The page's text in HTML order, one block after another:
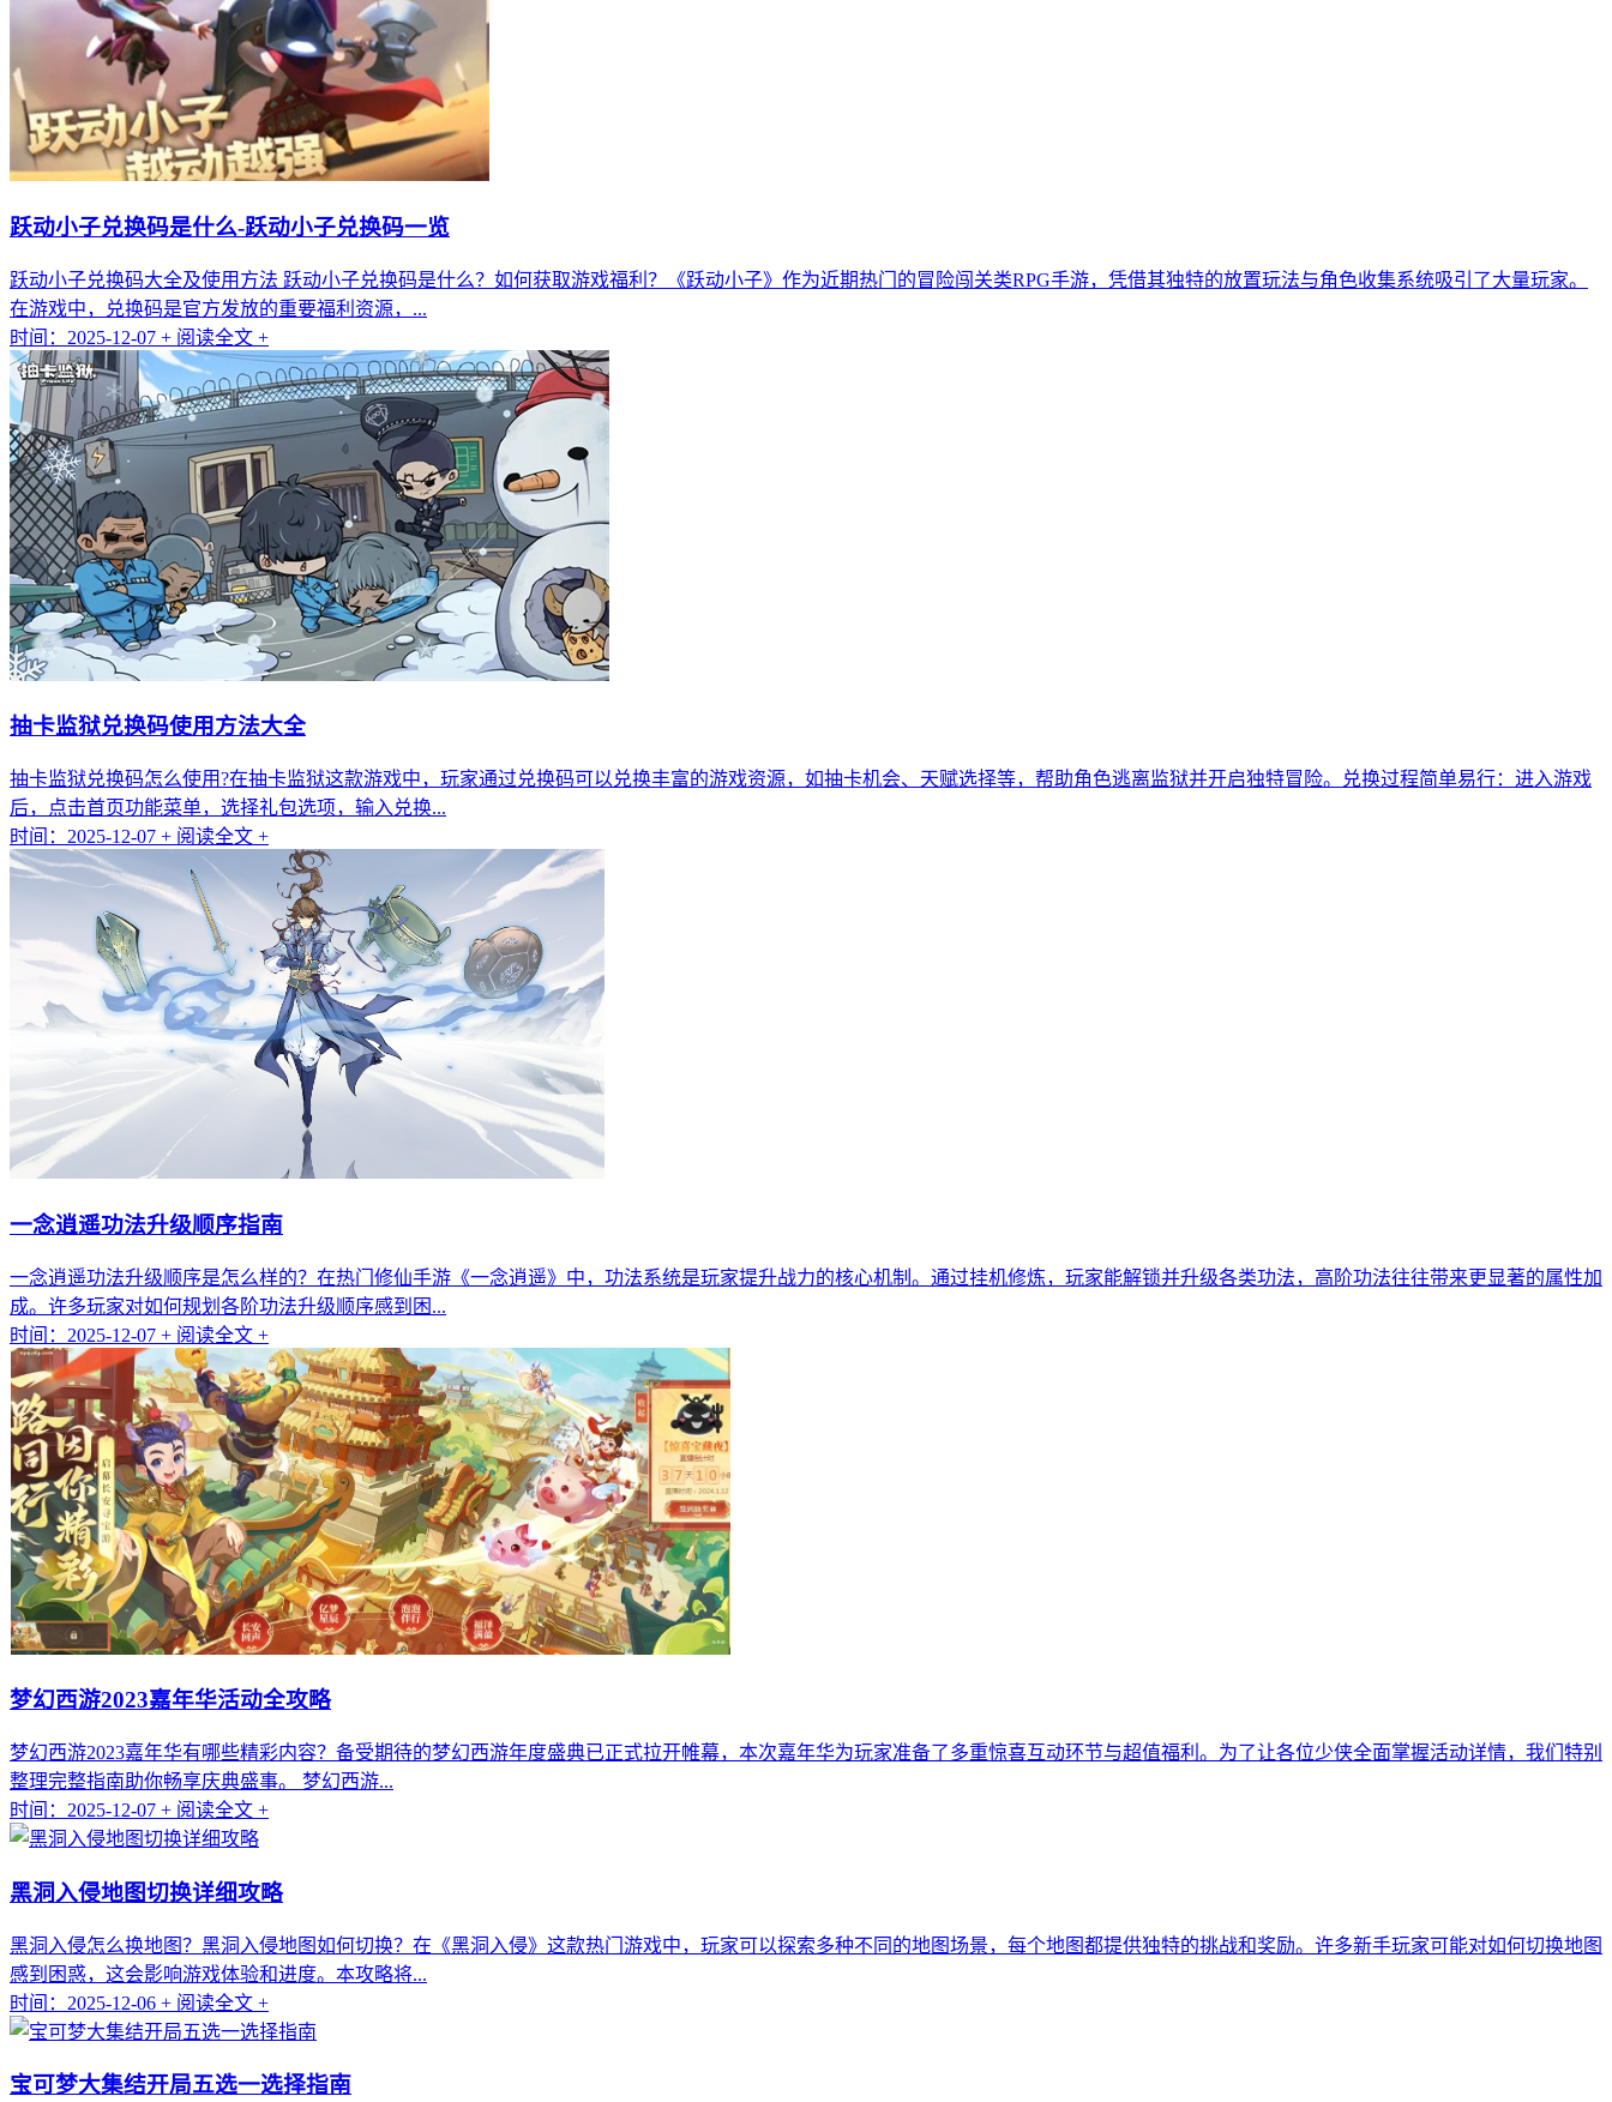
跃动小子兑换码是什么-跃动小子兑换码一览
跃动小子兑换码大全及使用方法 跃动小子兑换码是什么？如何获取游戏福利？《跃动小子》作为近期热门的冒险闯关类RPG手游，凭借其独特的放置玩法与角色收集系统吸引了大量玩家。
在游戏中，兑换码是官方发放的重要福利资源，...
时间：2025-12-07 + 阅读全文 +
抽卡监狱兑换码使用方法大全
抽卡监狱兑换码怎么使用?在抽卡监狱这款游戏中，玩家通过兑换码可以兑换丰富的游戏资源，如抽卡机会、天赋选择等，帮助角色逃离监狱并开启独特冒险。兑换过程简单易行：进入游戏
后，点击首页功能菜单，选择礼包选项，输入兑换...
时间：2025-12-07 + 阅读全文 +
一念逍遥功法升级顺序指南
一念逍遥功法升级顺序是怎么样的？在热门修仙手游《一念逍遥》中，功法系统是玩家提升战力的核心机制。通过挂机修炼，玩家能解锁并升级各类功法，高阶功法往往带来更显著的属性加
成。许多玩家对如何规划各阶功法升级顺序感到困...
时间：2025-12-07 + 阅读全文 +
梦幻西游2023嘉年华活动全攻略
梦幻西游2023嘉年华有哪些精彩内容？备受期待的梦幻西游年度盛典已正式拉开帷幕，本次嘉年华为玩家准备了多重惊喜互动环节与超值福利。为了让各位少侠全面掌握活动详情，我们特别
整理完整指南助你畅享庆典盛事。 梦幻西游...
时间：2025-12-07 + 阅读全文 +
黑洞入侵地图切换详细攻略
黑洞入侵怎么换地图？黑洞入侵地图如何切换？在《黑洞入侵》这款热门游戏中，玩家可以探索多种不同的地图场景，每个地图都提供独特的挑战和奖励。许多新手玩家可能对如何切换地图
感到困惑，这会影响游戏体验和进度。本攻略将...
时间：2025-12-06 + 阅读全文 +
宝可梦大集结开局五选一选择指南